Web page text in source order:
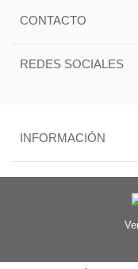
CONTACTO
REDES SOCIALES
INFORMACIÓN